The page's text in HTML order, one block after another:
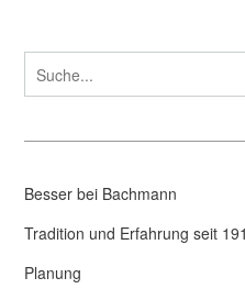
Besser bei Bachmann
Tradition und Erfahrung seit
Planung